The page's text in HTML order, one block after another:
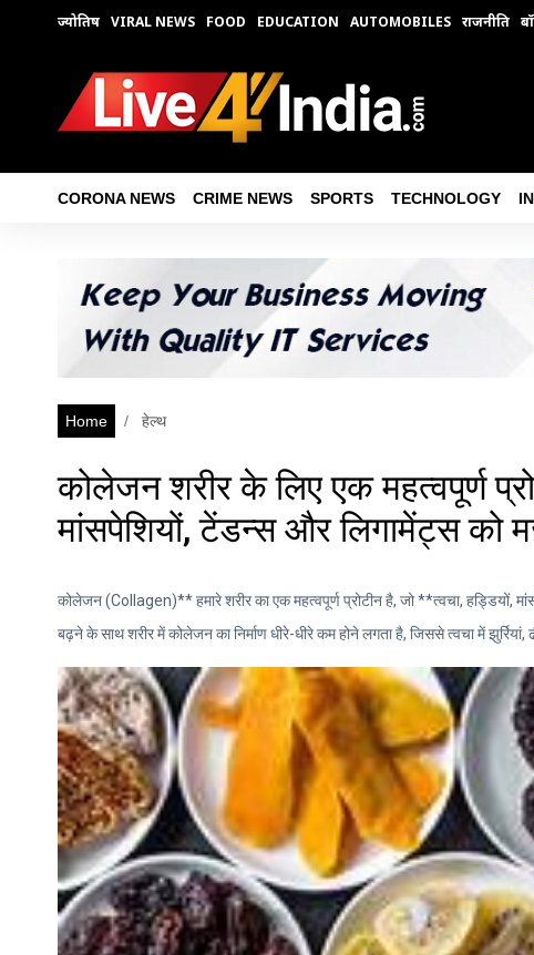
ज्योतिष VIRAL NEWS FOOD EDUCATION AUTOMOBILES राजनीति
CORONA NEWS CRIME NEWS SPORTS TECHNOLOGY
Home हेल्थ
कोलेजन शरीर के लिए एक महत्वपूर्ण
मांसपेशियों, टेंडन्स और लिगामेंट्स को
कोलेजन (Collagen)** हमारे शरीर का एक महत्वपूर्ण प्रोटीन है, जो **त्वचा, हड्डियों,
बढ़ने के साथ शरीर में कोलेजन का निर्माण धीरे-धीरे कम होने लगता है, जिससे त्वचा में